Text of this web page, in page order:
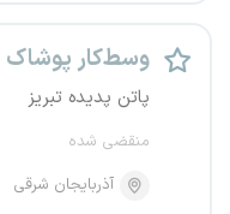
وسط‌کار پوشاک
پاتن پدیده تبریز
منقضی شده
آذربایجان شرقی